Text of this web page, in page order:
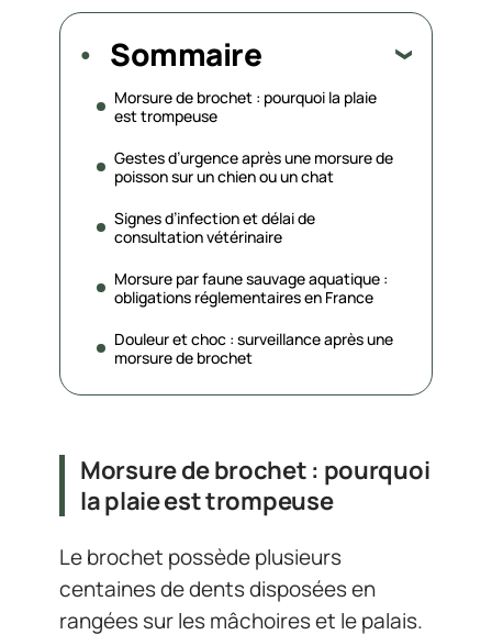
Sommaire
Morsure de brochet : pourquoi la plaie
est trompeuse
Gestes d’urgence après une morsure de
poisson sur un chien ou un chat
Signes d’infection et délai de
consultation vétérinaire
Morsure par faune sauvage aquatique :
obligations réglementaires en France
Douleur et choc : surveillance après une
morsure de brochet
Morsure de brochet : pourquoi
la plaie est trompeuse
Le brochet possède plusieurs
centaines de dents disposées en
rangées sur les mâchoires et le palais.